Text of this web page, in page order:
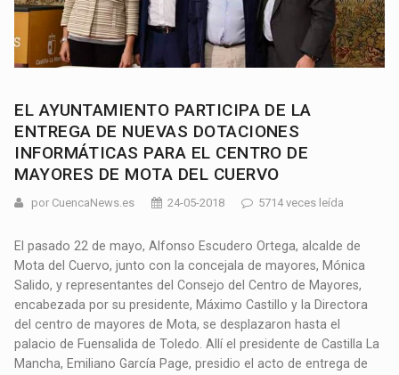
EL AYUNTAMIENTO PARTICIPA DE LA
ENTREGA DE NUEVAS DOTACIONES
INFORMÁTICAS PARA EL CENTRO DE
MAYORES DE MOTA DEL CUERVO
por CuencaNews.es 24-05-2018 5714 veces leída
El pasado 22 de mayo, Alfonso Escudero Ortega, alcalde de
Mota del Cuervo, junto con la concejala de mayores, Mónica
Salido, y representantes del Consejo del Centro de Mayores,
encabezada por su presidente, Máximo Castillo y la Directora
del centro de mayores de Mota, se desplazaron hasta el
palacio de Fuensalida de Toledo. Allí el presidente de Castilla La
Mancha, Emiliano García Page, presidio el acto de entrega de